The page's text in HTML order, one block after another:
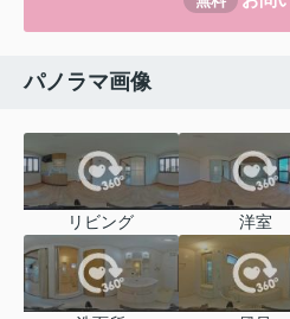
パノラマ画像
リビング 洋室